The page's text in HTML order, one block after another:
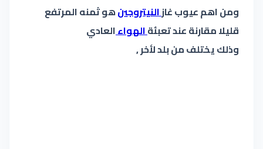
ومن اهم عيوب غازالنيتروجينهو ثمنه المرتفع
قليلا مقارنة عند تعبئةالهواءالعادي
وذلك يختلف من بلد لأخر ,